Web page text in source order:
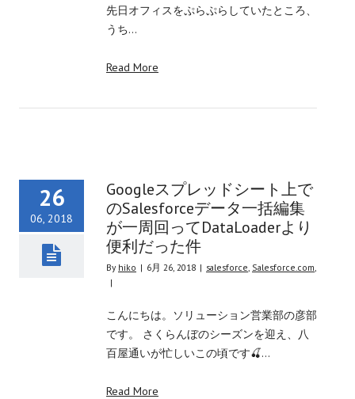
先日オフィスをぷらぷらしていたところ、
うち…
Read More
26
06, 2018
Googleスプレッドシート上で
のSalesforceデータ一括編集
が一周回ってDataLoaderより
便利だった件
By hiko | 6月 26, 2018 | salesforce, Salesforce.com,
|
こんにちは。ソリューション営業部の彦部
です。 さくらんぼのシーズンを迎え、八
百屋通いが忙しいこの頃です🍒…
Read More